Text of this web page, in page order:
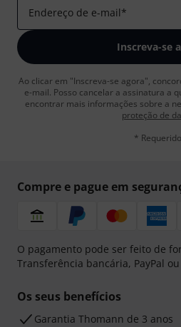
Endereço de e-mail*
Inscreva-se
Ao clicar em "Inscreva-se agora",
e-mail. Posso cancelar a assinatura a
encontrar mais informações sobre a
proteção de
*
Compre e pague em
O pagamento pode ser feito de
Transferência bancária, PayPal
Os seus benefícios
Garantia Thomann de 3 anos